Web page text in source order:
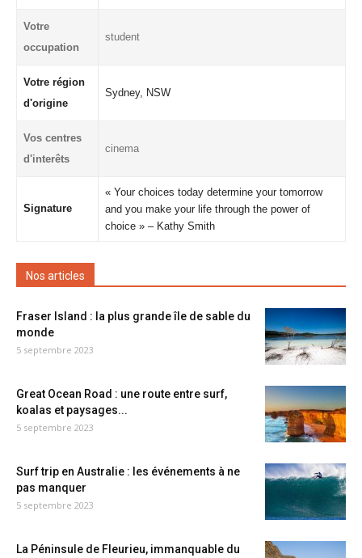
Votre
occupation
student
Votre région
d'origine
Sydney, NSW
Vos centres
d'interêts
cinema
Signature
« Your choices today determine your tomorrow
and you make your life through the power of
choice » – Kathy Smith
Nos articles
Fraser Island : la plus grande île de sable du
monde
5 septembre 2023
Great Ocean Road : une route entre surf,
koalas et paysages...
5 septembre 2023
Surf trip en Australie : les événements à ne
pas manquer
5 septembre 2023
La Péninsule de Fleurieu, immanquable du